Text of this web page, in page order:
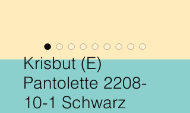
Krisbut (E)
Pantolette 2208-
10-1 Schwarz